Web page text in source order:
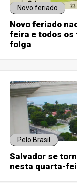
Novo feriado
Novo feriado
feira e todos os
folga
Pelo Brasil
Salvador se
nesta quarta-